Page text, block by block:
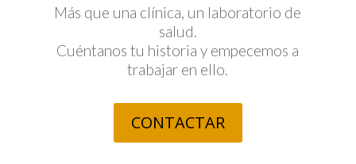
Más que una clínica, un laboratorio de
salud.
Cuéntanos tu historia y empecemos a
trabajar en ello.
CONTACTAR